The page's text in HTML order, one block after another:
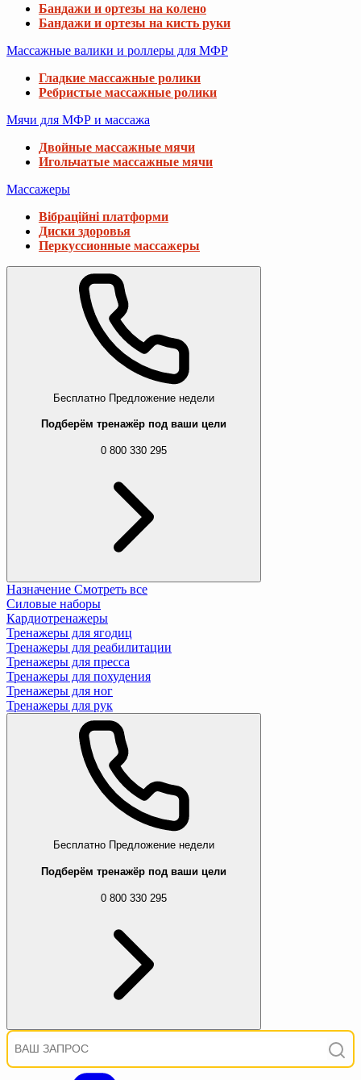
Бандажи и ортезы на колено
Бандажи и ортезы на кисть руки
Массажные валики и роллеры для МФР
Гладкие массажные ролики
Ребристые массажные ролики
Мячи для МФР и массажа
Двойные массажные мячи
Игольчатые массажные мячи
Массажеры
Вібраційні платформи
Диски здоровья
Перкуссионные массажеры
Бесплатно Предложение недели
Подберём тренажёр под ваши цели
0 800 330 295
Назначение Смотреть все
Силовые наборы
Кардиотренажеры
Тренажеры для ягодиц
Тренажеры для реабилитации
Тренажеры для пресса
Тренажеры для похудения
Тренажеры для ног
Тренажеры для рук
Бесплатно Предложение недели
Подберём тренажёр под ваши цели
0 800 330 295